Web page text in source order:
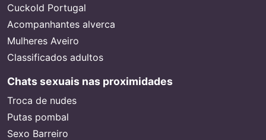
Cuckold Portugal
Acompanhantes alverca
Mulheres Aveiro
Classificados adultos
Chats sexuais nas proximidades
Troca de nudes
Putas pombal
Sexo Barreiro